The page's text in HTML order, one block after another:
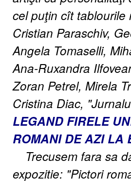
cel puţin cît tablourile
Cristian Paraschiv,
Angela Tomaselli,
Ana-Ruxandra
Zoran Petrel, Mirela
Cristina Diac,
LEGAND FIRELE
ROMANI DE AZI LA
Trecusem fara sa
expozitie: "Pictori